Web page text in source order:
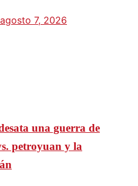
agosto 7, 2026
una guerra de
petroyuan y la